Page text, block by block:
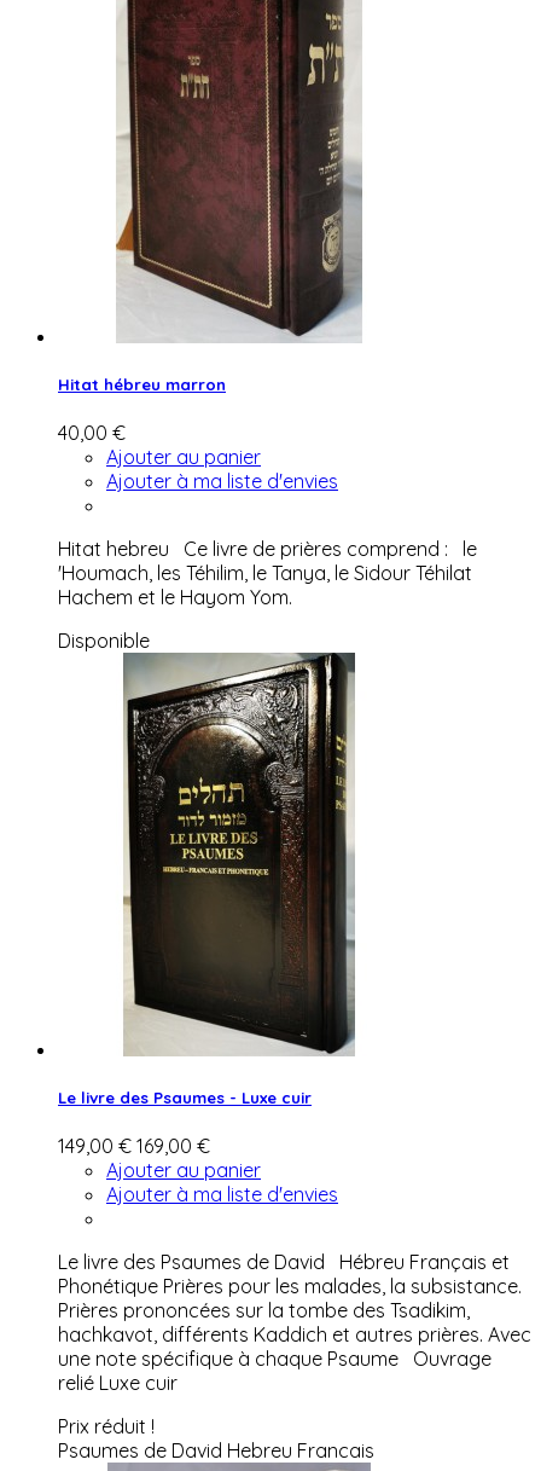
Hitat hébreu marron
40,00 €
Ajouter au panier
Ajouter à ma liste d'envies
Hitat hebreu Ce livre de prières comprend : le
'Houmach, les Téhilim, le Tanya, le Sidour Téhilat
Hachem et le Hayom Yom.
Disponible
Le livre des Psaumes - Luxe cuir
149,00 € 169,00 €
Ajouter au panier
Ajouter à ma liste d'envies
Le livre des Psaumes de David Hébreu Français et
Phonétique Prières pour les malades, la subsistance.
Prières prononcées sur la tombe des Tsadikim,
hachkavot, différents Kaddich et autres prières. Avec
une note spécifique à chaque Psaume Ouvrage
relié Luxe cuir
Prix réduit !
Psaumes de David Hebreu Francais